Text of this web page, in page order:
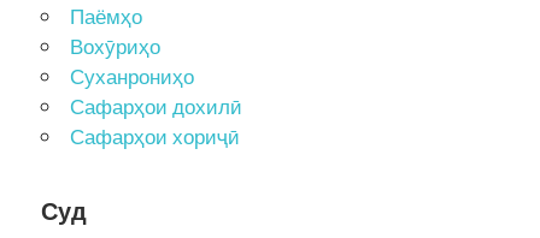
Паёмҳо
Вохӯриҳо
Суханрониҳо
Сафарҳои дохилӣ
Сафарҳои хориҷӣ
Суд